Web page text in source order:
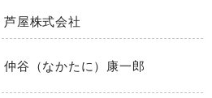
芦屋株式会社
谷（なかたに）康一郎